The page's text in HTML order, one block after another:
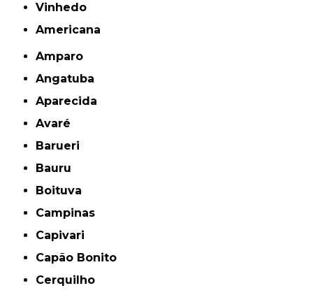
Vinhedo
americana
Amparo
Angatuba
Aparecida
Avaré
Barueri
Bauru
Boituva
Campinas
Capivari
Capão Bonito
Cerquilho